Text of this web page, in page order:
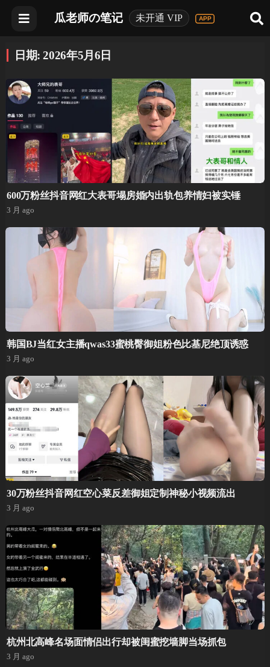
瓜老师の笔记 未开通 VIP
日期:2026年5月6日
600万粉丝抖音网红大表哥塌房婚内出轨包养情妇被实锤
3 月 ago
韩国BJ当红女主播qwas33蜜桃臀御姐粉色比基尼绝顶诱惑
3 月 ago
30万粉丝抖音网红空心菜反差御姐定制神秘小视频流出
3 月 ago
杭州北高峰名场面情侣出行却被闺蜜挖墙脚当场抓包
3 月 ago